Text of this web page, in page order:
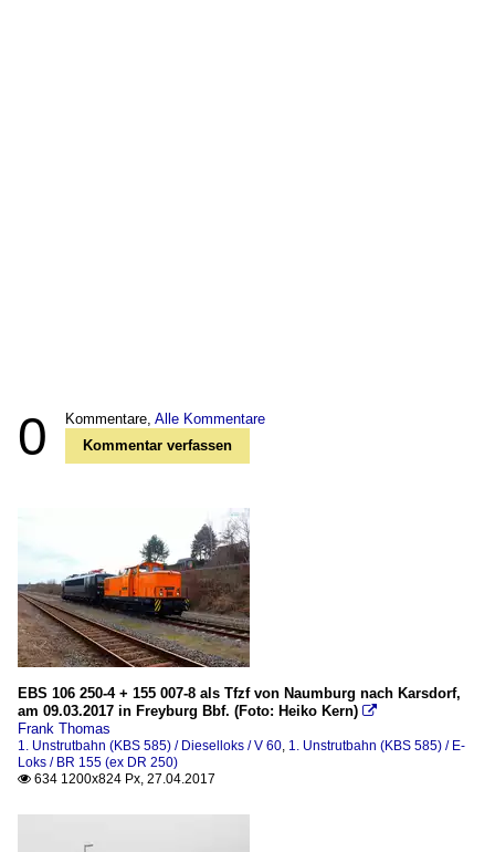
0 Kommentare, Alle Kommentare
Kommentar verfassen
EBS 106 250-4 + 155 007-8 als Tfzf von Naumburg nach Karsdorf,
am 09.03.2017 in Freyburg Bbf. (Foto: Heiko Kern) 
Frank Thomas
1. Unstrutbahn (KBS 585) / Dieselloks / V 60, 1. Unstrutbahn (KBS 585) / E-
Loks / BR 155 (ex DR 250)
 634 1200x824 Px, 27.04.2017